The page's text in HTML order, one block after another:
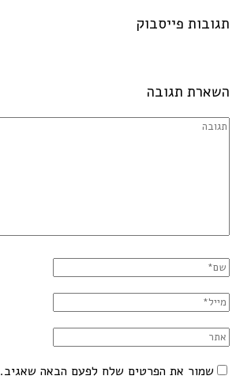
תגובות פייסבוק
השארת תגובה
שמור את הפרטים שלח לפעם הבאה שאגיב.